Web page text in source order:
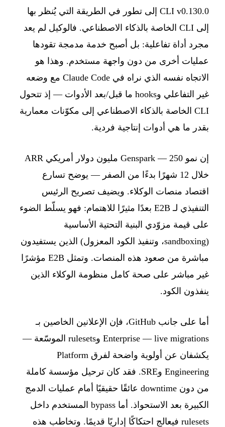
CLI v0.130.0 إلى تطور في الطريقة التي يُنظر بها
إلى CLI الخاصة بالذكاء الاصطناعي. فالوكيل لم يعد
مجرد أداة تفاعلية: بل أصبح خدمة مدمجة تقودها
عمليات أخرى من دون واجهة مستخدم. وهذا هو
الاتجاه نفسه الذي نراه في Claude Code مع وضعه
غير التفاعلي وhooks ما قبل/بعد الأدوات — إذ تتحول
CLI الخاصة بالذكاء الاصطناعي إلى مكوّنات معمارية
بقدر ما هي أدوات إنتاجية فردية.
إن نمو Genspark — 250 مليون دولار أمريكي ARR
خلال 12 شهرًا بدءًا من الصفر — يوضح تسارع
اقتصاد منصات الوكلاء. ويضيف تصريح الرئيس
التنفيذي لـ E2B بعدًا مثيرًا للاهتمام: فهو يسلّط الضوء
على قيمة مزوّدي البنية التحتية الأساسية
(sandboxing، وتنفيذ الكود المعزول) الذين يستفيدون
مباشرة من صعود هذه المنصات. وتمثل E2B مؤشرًا
غير مباشر على صحة كامل منظومة الوكلاء الذين
ينفذون الكود.
أما على جانب GitHub، فإن الإعلانين الخاصين بـ
Enterprise — live migrations وrulesets الموسّعة —
يكشفان عن أولوية واضحة لفرق Platform
Engineering وSRE. فقد كان ترحيل مؤسسة كاملة
من دون downtime عائقًا حقيقيًا أمام عمليات الدمج
الكبيرة بعد الاستحواذ. أما bypass المستخدم داخل
rulesets فيعالج احتكاكًا إداريًا قديمًا. وتخاطب هذه